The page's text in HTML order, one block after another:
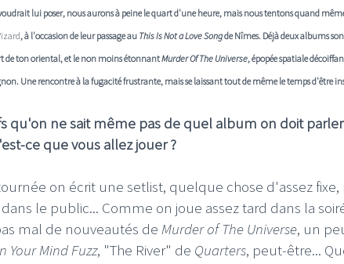
lui poser, nous aurons à peine le quart d'une heure, mais nous tentons quand
, à l'occasion de leur passage au This Is Not a Love Songde Nîmes. Déjà deux albums
de ton oriental, et le non moins étonnantMurder Of The Universe, épopée spatiale
Une rencontre à la fugacité frustrante, mais se laissant tout de même le temps d'être
qu'on ne sait même pas de quel album on doit
ce que vous allez jouer ?
on écrit une setlist, quelque chose d'assez fixe,
le public... Comme on joue assez tard dans la
mal de nouveautés de Murder of The Universe, un
Your Mind Fuzz, "The River" de Quarters, peut-être...